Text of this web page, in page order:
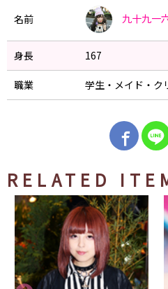
名前 九十九一
身長 167
職業 学生・メイド・ク
RELATED